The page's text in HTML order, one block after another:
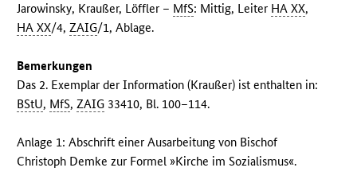
Jarowinsky, Kraußer, Löffler – MfS: Mittig, Leiter HA XX,
HA XX/4,ZAIG/1, Ablage.
Bemerkungen
Das 2. Exemplar der Information (Kraußer) ist enthalten in:
BStU, MfS,ZAIG 33410, Bl. 100–114.
Anlage 1: Abschrift einer Ausarbeitung von Bischof
Christoph Demke zur Formel »Kirche im Sozialismus«.